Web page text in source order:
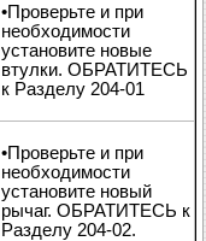
•Проверьте и при
необходимости
установите новые
втулки. ОБРАТИТЕСЬ
к Разделу 204-01
•Проверьте и при
необходимости
установите новый
рычаг. ОБРАТИТЕСЬ к
Разделу 204-02.